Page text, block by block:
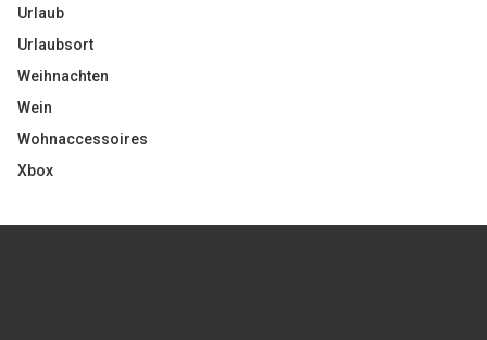
Urlaub
Urlaubsort
Weihnachten
Wein
Wohnaccessoires
Xbox